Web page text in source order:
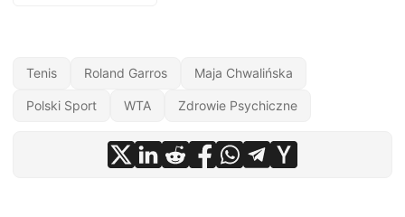
Tenis Roland Garros Maja Chwalińska
Polski Sport WTA Zdrowie Psychiczne